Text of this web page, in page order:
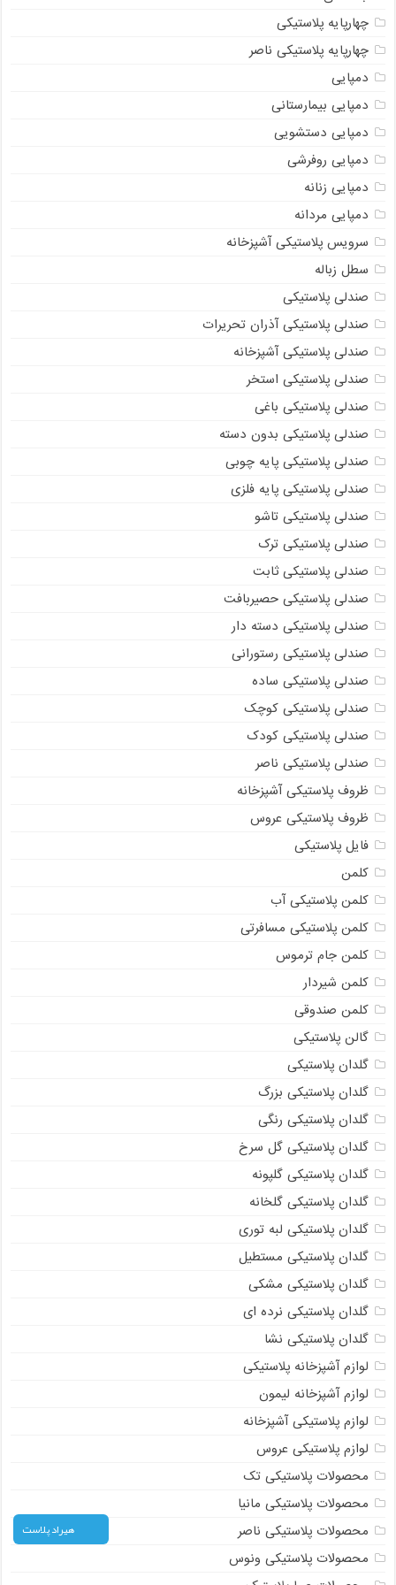
چهارپایه پلاستیکی
چهارپایه پلاستیکی ناصر
دمپایی
دمپایی بیمارستانی
دمپایی دستشویی
دمپایی روفرشی
دمپایی زنانه
دمپایی مردانه
سرویس پلاستیکی آشپزخانه
سطل زباله
صندلی پلاستیکی
صندلی پلاستیکی آذران تحریرات
صندلی پلاستیکی آشپزخانه
صندلی پلاستیکی استخر
صندلی پلاستیکی باغی
صندلی پلاستیکی بدون دسته
صندلی پلاستیکی پایه چوبی
صندلی پلاستیکی پایه فلزی
صندلی پلاستیکی تاشو
صندلی پلاستیکی ترک
صندلی پلاستیکی ثابت
صندلی پلاستیکی حصیربافت
صندلی پلاستیکی دسته دار
صندلی پلاستیکی رستورانی
صندلی پلاستیکی ساده
صندلی پلاستیکی کوچک
صندلی پلاستیکی کودک
صندلی پلاستیکی ناصر
ظروف پلاستیکی آشپزخانه
ظروف پلاستیکی عروس
فایل پلاستیکی
کلمن
کلمن پلاستیکی آب
کلمن پلاستیکی مسافرتی
کلمن جام ترموس
کلمن شیردار
کلمن صندوقی
گالن پلاستیکی
گلدان پلاستیکی
گلدان پلاستیکی بزرگ
گلدان پلاستیکی رنگی
گلدان پلاستیکی گل سرخ
گلدان پلاستیکی گلپونه
گلدان پلاستیکی گلخانه
گلدان پلاستیکی لبه توری
گلدان پلاستیکی مستطیل
گلدان پلاستیکی مشکی
گلدان پلاستیکی نرده ای
گلدان پلاستیکی نشا
لوازم آشپزخانه پلاستیکی
لوازم آشپزخانه لیمون
لوازم پلاستیکی آشپزخانه
لوازم پلاستیکی عروس
محصولات پلاستیکی تک
محصولات پلاستیکی مانیا
محصولات پلاستیکی ناصر
محصولات پلاستیکی ونوس
هیراد پلاست